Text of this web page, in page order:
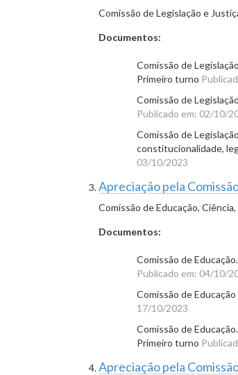
Comissão de Legislação e
Documentos:
Comissão de
Primeiro turno
Comissão de
Publicado em: 02/10/
Comissão de
constitucionalidade,
03/10/2023
Apreciação pela
Comissão de Educação,
Documentos:
Comissão de
Publicado em: 04/10/
Comissão de
17/10/2023
Comissão de
Primeiro turno
Apreciação pela